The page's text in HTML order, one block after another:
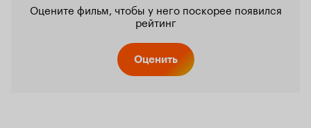
Оцените фильм, чтобы у него поскорее появился
рейтинг
Оценить